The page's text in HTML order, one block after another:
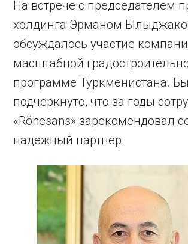
На встрече с председателем
холдинга Эрманом
обсуждалось участие
масштабной
программе Туркменистана.
подчеркнуто, что за годы
«Rönesans» зарекомендовал
надежный партнер.